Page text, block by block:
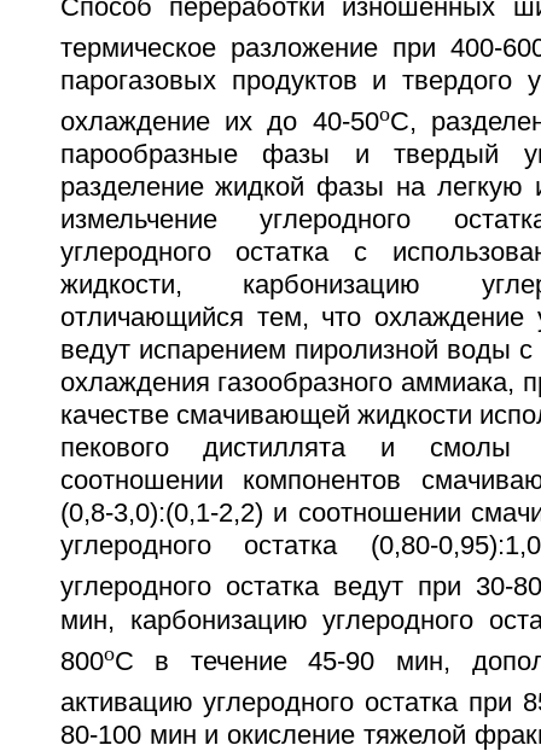
Способ переработки изношенных
термическое разложение при 400-
парогазовых продуктов и твердого
охлаждение их до 40-50oC,
парообразные фазы и твердый
разделение жидкой фазы на легкую
измельчение углеродного
углеродного остатка с
жидкости, карбонизацию
отличающийся тем, что охлаждение
ведут испарением пиролизной воды
охлаждения газообразного аммиака,
качестве смачивающей жидкости
пекового дистиллята и смолы
соотношении компонентов
(0,8-3,0):(0,1-2,2) и соотношении
углеродного остатка (0,80-
углеродного остатка ведут при 30-
мин, карбонизацию углеродного
800oC в течение 45-90 мин,
активацию углеродного остатка при
80-100 мин и окисление тяжелой